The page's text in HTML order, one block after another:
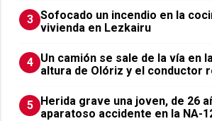
3 Sofocado un incendio en la
vivienda en Lezkairu
4 Un camión se sale de la vía en
altura de Olóriz y el conductor
5 Herida grave una joven, de 26
aparatoso accidente en la NA-